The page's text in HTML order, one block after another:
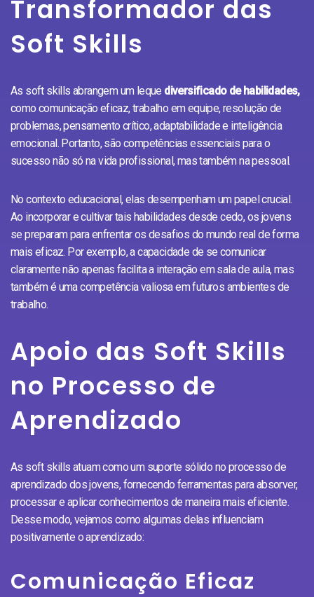
Transformador das
Soft Skills
As soft skills abrangem um leque diversificado de habilidades,
como comunicação eficaz, trabalho em equipe, resolução de
problemas, pensamento crítico, adaptabilidade e inteligência
emocional. Portanto, são competências essenciais para o
sucesso não só na vida profissional, mas também na pessoal.
No contexto educacional, elas desempenham um papel crucial.
Ao incorporar e cultivar tais habilidades desde cedo, os jovens
se preparam para enfrentar os desafios do mundo real de forma
mais eficaz. Por exemplo, a capacidade de se comunicar
claramente não apenas facilita a interação em sala de aula, mas
também é uma competência valiosa em futuros ambientes de
trabalho.
Apoio das Soft Skills
no Processo de
Aprendizado
As soft skills atuam como um suporte sólido no processo de
aprendizado dos jovens, fornecendo ferramentas para absorver,
processar e aplicar conhecimentos de maneira mais eficiente.
Desse modo, vejamos como algumas delas influenciam
positivamente o aprendizado:
Comunicação Eficaz